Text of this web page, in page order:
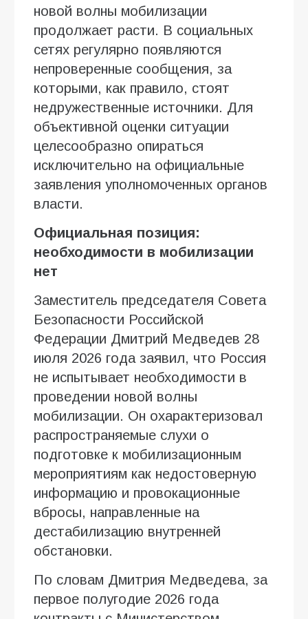
новой волны мобилизации
продолжает расти. В социальных
сетях регулярно появляются
непроверенные сообщения, за
которыми, как правило, стоят
недружественные источники. Для
объективной оценки ситуации
целесообразно опираться
исключительно на официальные
заявления уполномоченных органов
власти.
Официальная позиция:
необходимости в мобилизации
нет
Заместитель председателя Совета
Безопасности Российской
Федерации Дмитрий Медведев 28
июля 2026 года заявил, что Россия
не испытывает необходимости в
проведении новой волны
мобилизации. Он охарактеризовал
распространяемые слухи о
подготовке к мобилизационным
мероприятиям как недостоверную
информацию и провокационные
вбросы, направленные на
дестабилизацию внутренней
обстановки.
По словам Дмитрия Медведева, за
первое полугодие 2026 года